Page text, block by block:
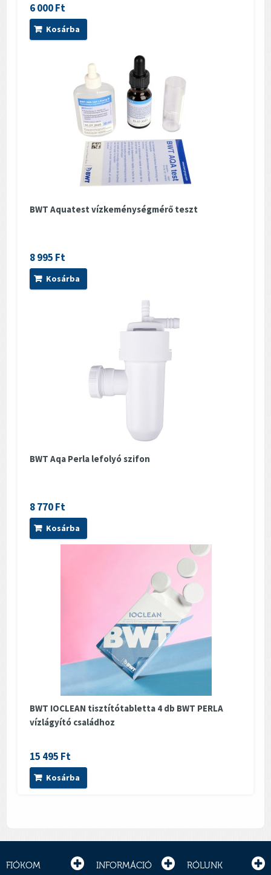
6 000 Ft
Kosárba
BWT Aquatest vízkeménységmérő teszt
8 995 Ft
Kosárba
BWT Aqa Perla lefolyó szifon
8 770 Ft
Kosárba
BWT IOCLEAN tisztítótabletta 4 db BWT PERLA
vízlágyító családhoz
15 495 Ft
Kosárba
FIÓKOM INFORMÁCIÓ RÓLUNK